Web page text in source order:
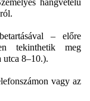
hangvételű
– előre
tekinthetik meg
utca 8–10.).
vagy az